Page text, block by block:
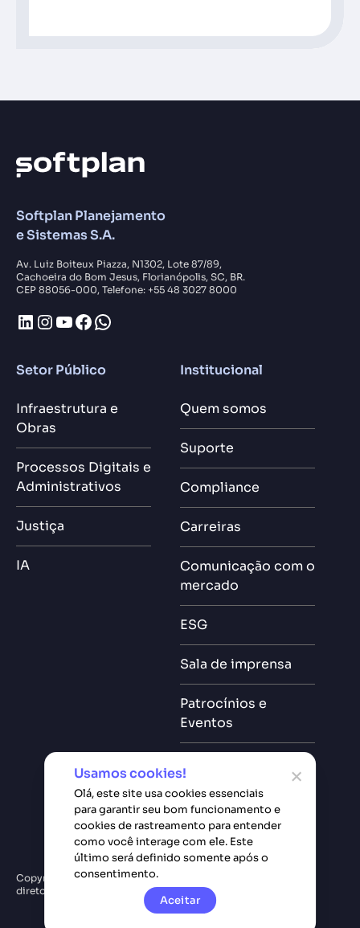
Softplan Planejamento
e Sistemas S.A.
Av. Luiz Boiteux Piazza, N1302, Lote 87/89,
Cachoeira do Bom Jesus, Florianópolis, SC, BR.
CEP 88056-000, Telefone: +55 48 3027 8000
LinkedIn
Instagram
Youtube
Facebook
WhatsApp
Setor Público
Infraestrutura e
Obras
Processos Digitais e
Administrativos
Justiça
IA
Institucional
Quem somos
Suporte
Compliance
Carreiras
Comunicação com o
mercado
ESG
Sala de imprensa
Patrocínios e
Eventos
Copyright © Softplan. Todos
diretos reservados.
Usamos cookies!
Olá, este site usa cookies essenciais
para garantir seu bom funcionamento e
cookies de rastreamento para entender
como você interage com ele. Este
último será definido somente após o
consentimento.
Aceitar